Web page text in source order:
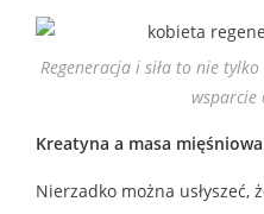
Regeneracja i siła to nie
wsparcie
Kreatyna a masa
Nierzadko można usłyszeć,